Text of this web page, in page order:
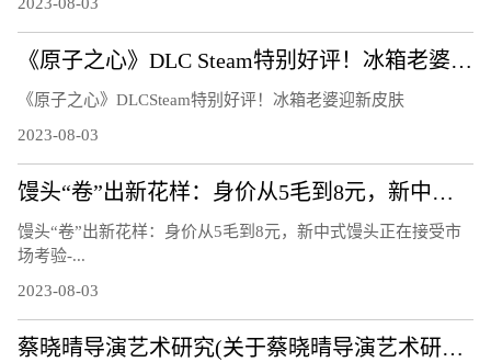
2023-08-03
《原子之心》DLC Steam特别好评！冰箱老婆迎新皮肤
《原子之心》DLCSteam特别好评！冰箱老婆迎新皮肤
2023-08-03
馒头“卷”出新花样：身价从5毛到8元，新中式馒头正在接受市场考验
馒头“卷”出新花样：身价从5毛到8元，新中式馒头正在接受市
场考验-...
2023-08-03
蔡晓晴导演艺术研究(关于蔡晓晴导演艺术研究简述)